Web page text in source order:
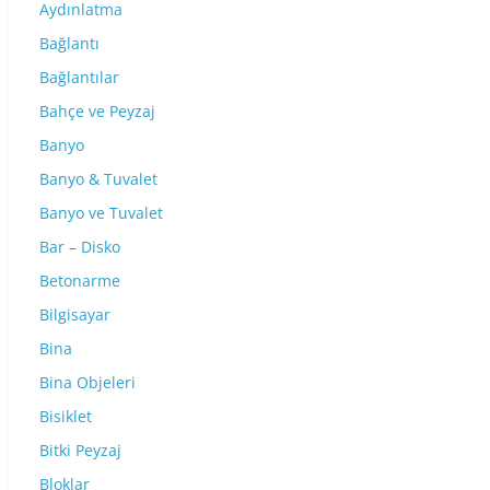
Aydınlatma
Bağlantı
Bağlantılar
Bahçe ve Peyzaj
Banyo
Banyo & Tuvalet
Banyo ve Tuvalet
Bar – Disko
Betonarme
Bilgisayar
Bina
Bina Objeleri
Bisiklet
Bitki Peyzaj
Bloklar